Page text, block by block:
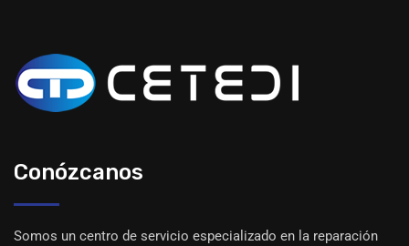
Conózcanos
Somos un centro de servicio especializado en la reparación